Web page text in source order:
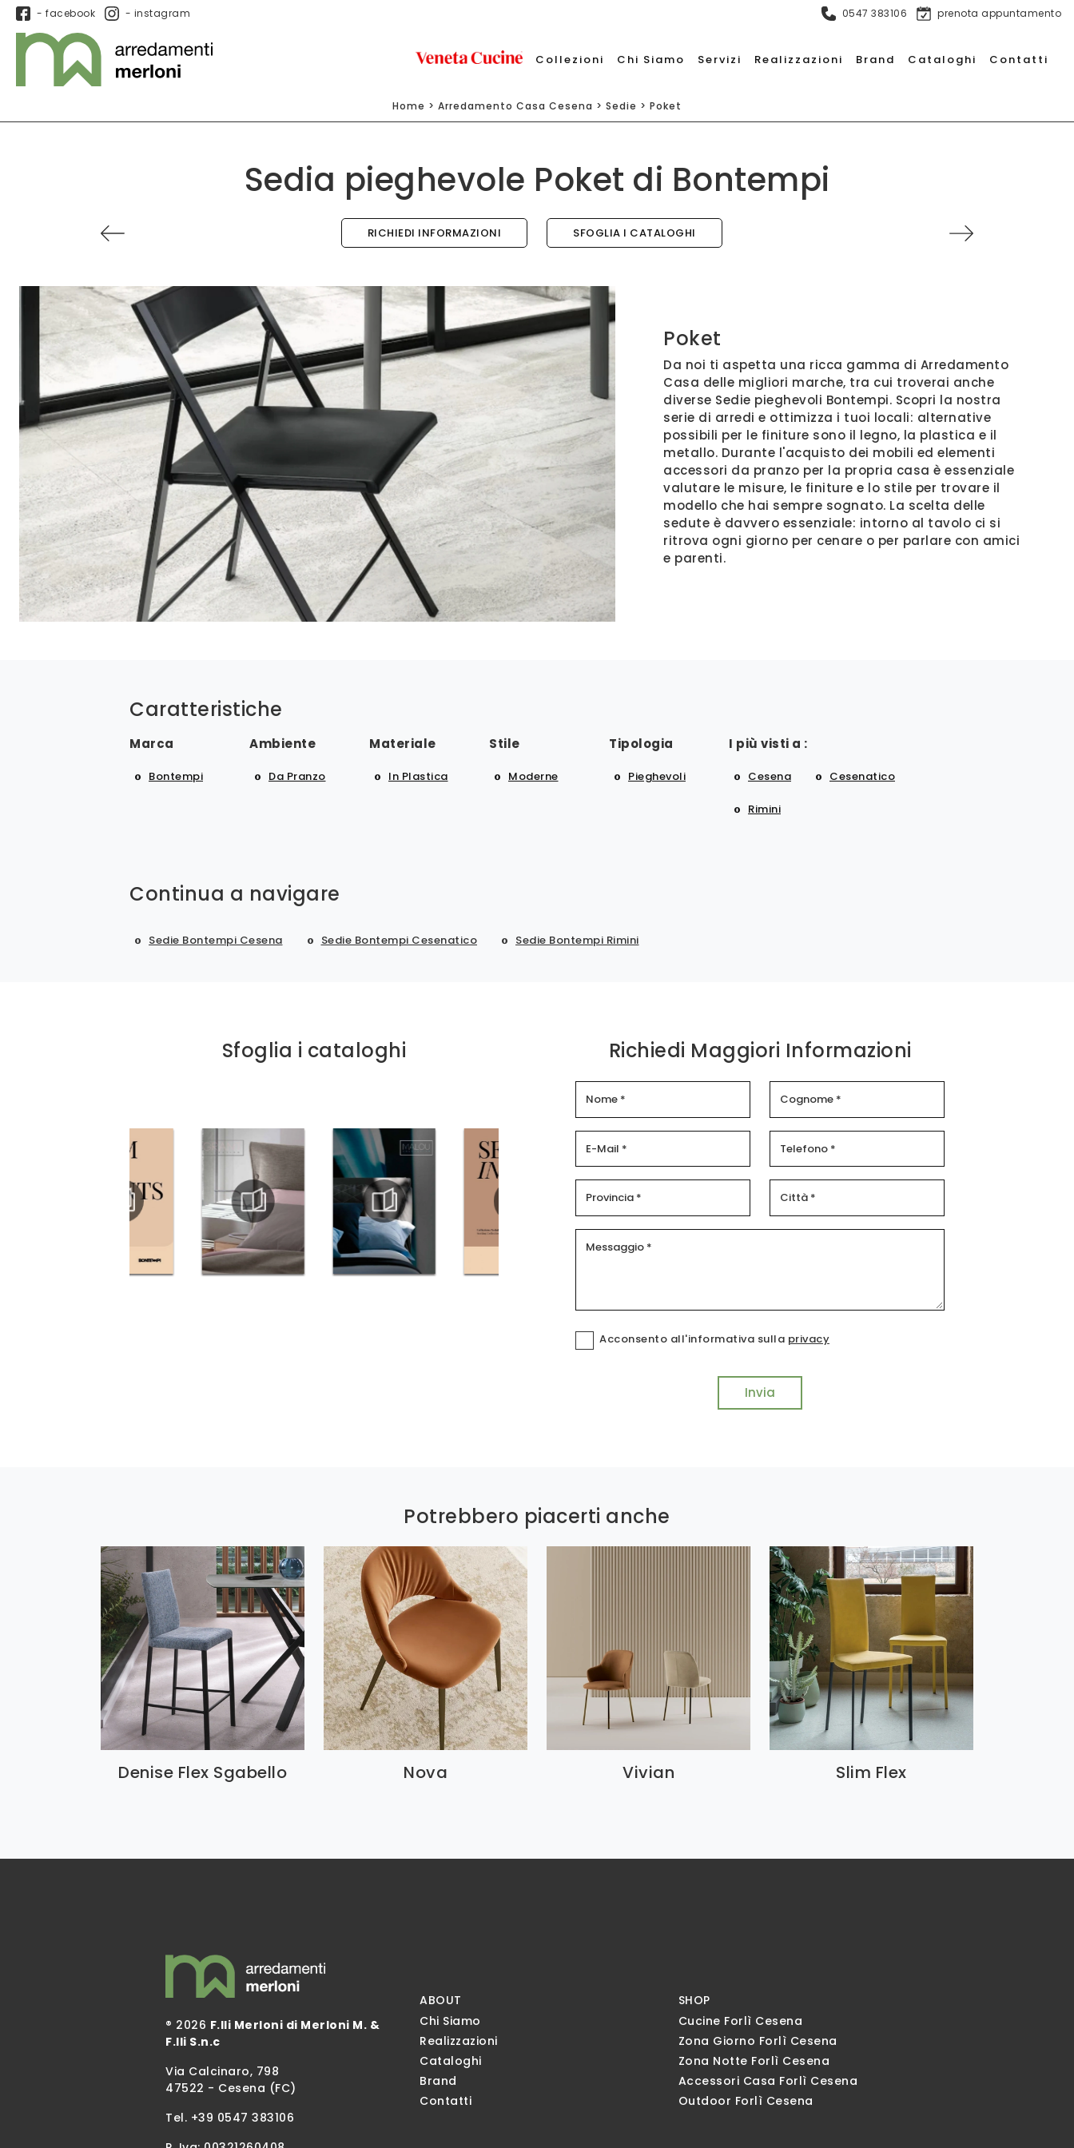
- facebook - instagram 0547 383106 prenota appuntamento
Collezioni Chi Siamo Servizi Realizzazioni Brand Cataloghi Contatti
Home > Arredamento Casa Cesena > Sedie > Poket
Sedia pieghevole Poket di Bontempi
RICHIEDI INFORMAZIONI SFOGLIA I CATALOGHI
Poket
Da noi ti aspetta una ricca gamma di Arredamento
Casa delle migliori marche, tra cui troverai anche
diverse Sedie pieghevoli Bontempi. Scopri la nostra
serie di arredi e ottimizza i tuoi locali: alternative
possibili per le finiture sono il legno, la plastica e il
metallo. Durante l'acquisto dei mobili ed elementi
accessori da pranzo per la propria casa è essenziale
valutare le misure, le finiture e lo stile per trovare il
modello che hai sempre sognato. La scelta delle
sedute è davvero essenziale: intorno al tavolo ci si
ritrova ogni giorno per cenare o per parlare con amici
e parenti.
Caratteristiche
Marca
Bontempi
Ambiente
Da Pranzo
Materiale
In Plastica
Stile
Moderne
Tipologia
Pieghevoli
I più visti a :
Cesena Cesenatico
Rimini
Continua a navigare
Sedie Bontempi Cesena Sedie Bontempi Cesenatico Sedie Bontempi Rimini
Sfoglia i cataloghi Richiedi Maggiori Informazioni
Acconsento all'informativa sulla privacy
Invia
Potrebbero piacerti anche
Denise Flex Sgabello Nova Vivian Slim Flex
® 2026 F.lli Merloni di Merloni M. &
F.lli S.n.c
Via Calcinaro, 798
47522 - Cesena (FC)
Tel. +39 0547 383106
ABOUT
Chi Siamo
Realizzazioni
Cataloghi
Brand
Contatti
SHOP
Cucine Forlì Cesena
Zona Giorno Forlì Cesena
Zona Notte Forlì Cesena
Accessori Casa Forlì Cesena
Outdoor Forlì Cesena